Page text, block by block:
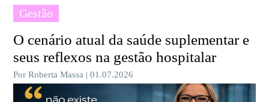
Gestão
O cenário atual da saúde suplementar e
seus reflexos na gestão hospitalar
Por Roberta Massa | 01.07.2026